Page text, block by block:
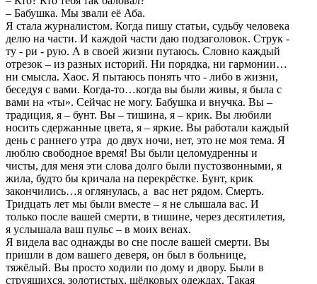
– Бабушка. Мы звали её Аба.
Я стала журналистом. Когда пишу статьи, судьбу человека
делю на части. И каждой части даю подзаголовок. Струк -
ту - ри - рую. А в своей жизни путаюсь. Словно каждый
отрезок – из разных историй. Ни порядка, ни гармонии…
ни смысла. Хаос. Я пытаюсь понять что - либо в жизни,
беседуя с вами. Когда-то…когда вы были живы, я была с
вами на «ты». Сейчас не могу. Бабушка и внучка. Вы –
традиция, я – бунт. Вы – тишина, я – крик. Вы любили
носить сдержанные цвета, я – яркие. Вы работали каждый
день с раннего утра до двух ночи, нет, это не моя тема. Я
люблю свободное время! Вы были целомудренны и
чисты, для меня эти слова долго были пустозвонными, я
жила, будто бы кричала на перекрёстке. Бунт, крик
закончились…я оглянулась, а вас нет рядом. Смерть.
Тридцать лет мы были вместе – я не слышала вас. И
только после вашей смерти, в тишине, через десятилетия,
я услышала ваш пульс – в моих венах.
Я видела вас однажды во сне после вашей смерти. Вы
пришли в дом вашего деверя, он был в больнице,
тяжёлый. Вы просто ходили по дому и двору. Были в
струящихся, золотистых, шёлковых одеждах. Такая